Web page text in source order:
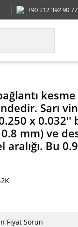
+90 212 392 90 77
Sarı
x 0.032''
mm) ve
aralığı. Bu
Fiyat Sorun